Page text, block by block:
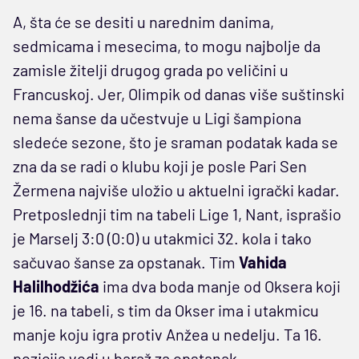
A, šta će se desiti u narednim danima,
sedmicama i mesecima, to mogu najbolje da
zamisle žitelji drugog grada po veličini u
Francuskoj. Jer, Olimpik od danas više suštinski
nema šanse da učestvuje u Ligi šampiona
sledeće sezone, što je sraman podatak kada se
zna da se radi o klubu koji je posle Pari Sen
Žermena najviše uložio u aktuelni igrački kadar.
Pretposlednji tim na tabeli Lige 1, Nant, isprašio
je Marselj 3:0 (0:0) u utakmici 32. kola i tako
sačuvao šanse za opstanak. Tim Vahida
Halilhodžića ima dva boda manje od Oksera koji
je 16. na tabeli, s tim da Okser ima i utakmicu
manje koju igra protiv Anžea u nedelju. Ta 16.